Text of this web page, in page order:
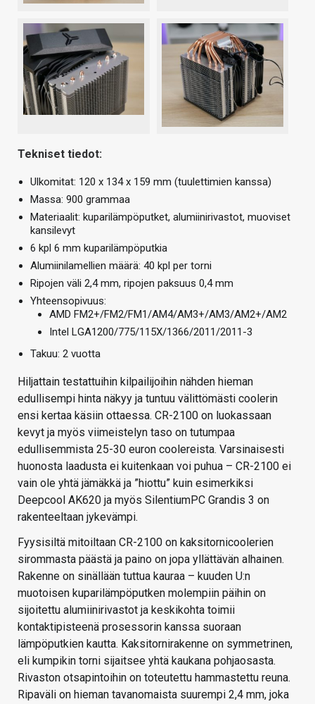
Tekniset tiedot:
Ulkomitat: 120 x 134 x 159 mm (tuulettimien kanssa)
Massa: 900 grammaa
Materiaalit: kuparilämpöputket, alumiinirivastot, muoviset
kansilevyt
6 kpl 6 mm kuparilämpöputkia
Alumiinilamellien määrä: 40 kpl per torni
Ripojen väli 2,4 mm, ripojen paksuus 0,4 mm
Yhteensopivuus:
AMD FM2+/FM2/FM1/AM4/AM3+/AM3/AM2+/AM2
Intel LGA1200/775/115X/1366/2011/2011-3
Takuu: 2 vuotta
Hiljattain testattuihin kilpailijoihin nähden hieman
edullisempi hinta näkyy ja tuntuu välittömästi coolerin
ensi kertaa käsiin ottaessa. CR-2100 on luokassaan
kevyt ja myös viimeistelyn taso on tutumpaa
edullisemmista 25-30 euron coolereista. Varsinaisesti
huonosta laadusta ei kuitenkaan voi puhua – CR-2100 ei
vain ole yhtä jämäkkä ja ”hiottu” kuin esimerkiksi
Deepcool AK620 ja myös SilentiumPC Grandis 3 on
rakenteeltaan jykevämpi.
Fyysisiltä mitoiltaan CR-2100 on kaksitornicoolerien
sirommasta päästä ja paino on jopa yllättävän alhainen.
Rakenne on sinällään tuttua kauraa – kuuden U:n
muotoisen kuparilämpöputken molempiin päihin on
sijoitettu alumiinirivastot ja keskikohta toimii
kontaktipisteenä prosessorin kanssa suoraan
lämpöputkien kautta. Kaksitornirakenne on symmetrinen,
eli kumpikin torni sijaitsee yhtä kaukana pohjaosasta.
Rivaston otsapintoihin on toteutettu hammastettu reuna.
Ripaväli on hieman tavanomaista suurempi 2,4 mm, joka